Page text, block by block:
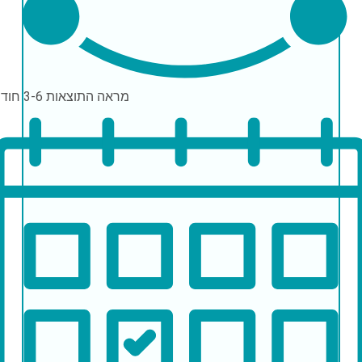
מראה התוצאות 3-6 חודשים